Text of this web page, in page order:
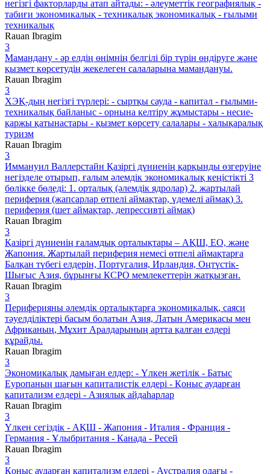
негізгі факторларды атап айтады: - әлеуметтік географиялық -
табиғи экономикалық - техникалық экономикалық - ғылыми
техникалық
Rauan Ibragim
3
Мамандану - әр елдің өнімнің белгілі бір түрін өндіруге және
қызмет көрсетудің жекелеген салаларына мамандануы.
Rauan Ibragim
3
ХЭҚ-дың негізгі түрлері: - сыртқы сауда - капитал - ғылыми-
техникалық байланыс - орнына келтіру жұмыстары - несие-
қаржы қатынастары - қызмет көрсету салалары - халықаралық
туризм
Rauan Ibragim
3
Иммануил Валлерстайн Қазіргі дүниенің қарқынды өзгеруіне
негізделе отырып, ғалым әлемдік экономикалық кеңістікті 3
бөлікке бөледі: 1. орталық (әлемдік ядролар) 2. жартылай
периферия (жапсарлар өтпелі аймақтар, үдемелі аймақ) 3.
периферия (шет аймақтар, депрессивті аймақ)
Rauan Ibragim
3
Қазіргі дүниенің ғаламдық орталықтары – АҚШ, ЕО, және
Жапония. Жартылай периферия немесі өтпелі аймақтарға
Балқан түбегі елдерін, Португалия, Ирландия, Оңтүстік-
Шығыс Азия, бұрынғы КСРО мемлекеттерін жатқызған.
Rauan Ibragim
3
Периферияны әлемдік орталықтарға экономикалық, саяси
тәуелділіктері басым болатын Азия, Латын Америкасы мен
Африканың, Мұхит Аралдарының артта қалған елдері
құрайды.
Rauan Ibragim
3
Экономикалық дамыған елдер: - Үлкен жетілік - Батыс
Еуропаның шағын капиталистік елдері - Қоныс аударған
капитализм елдері - Азиялық айдаһарлар
Rauan Ibragim
3
Үлкен сегіздік - АҚШ - Жапония - Италия - Франция -
Германия - Ұлыбритания - Канада - Ресей
Rauan Ibragim
3
Қоныс аударған капитализм елдері - Аустралия одағы -